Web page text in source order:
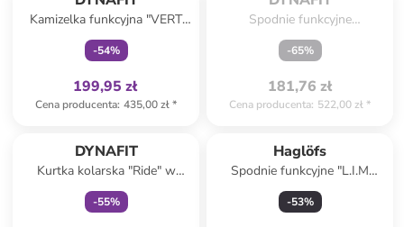
Kamizelka funkcyjna "VERT
WIND" w kolorze czarnym
-54%
199,95 zł
Cena producenta: 435,00 zł*
Spodnie funkcyjne
"TRAVERSE DST" w kolorze
granatowym
-65%
181,76 zł
Cena producenta: 522,00 zł*
DYNAFIT
Kurtka kolarska "Ride" w
kolorze beżowo-oliwkowym
-55%
Haglöfs
Spodnie funkcyjne "L.I.M
Fuse" w kolorze szarym
-53%